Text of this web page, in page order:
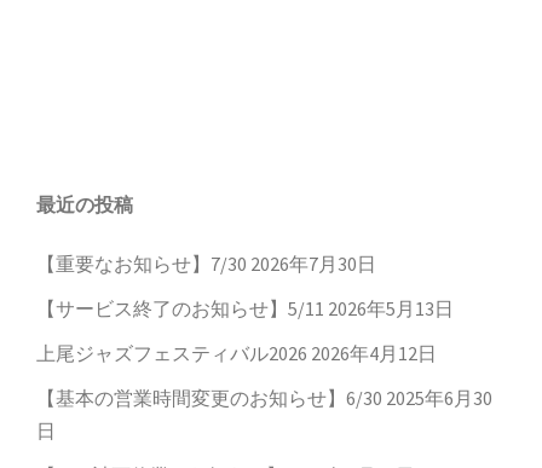
最近の投稿
【重要なお知らせ】7/30 2026年7月30日
【サービス終了のお知らせ】5/11 2026年5月13日
上尾ジャズフェスティバル2026 2026年4月12日
【基本の営業時間変更のお知らせ】6/30 2025年6月30
日